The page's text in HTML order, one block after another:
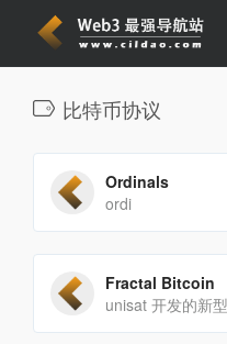
比特币协议
Ordinals
ordi
Fractal Bitcoin
unisat 开发的新